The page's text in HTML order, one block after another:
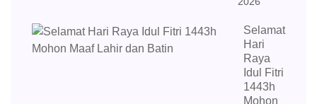
Selamat
Hari
Raya
Idul Fitri
1443h
Mohon